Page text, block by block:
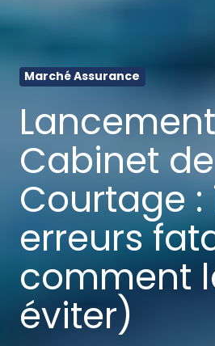
Marché Assurance
Cabinet de
Courtage :
erreurs
comment
éviter)